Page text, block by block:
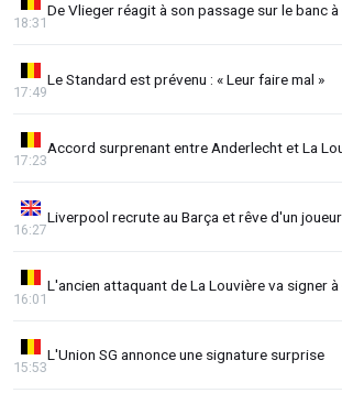
De Vlieger réagit à son passage sur le banc à
18:31
Le Standard est prévenu : « Leur faire mal »
17:49
Accord surprenant entre Anderlecht et La
17:23
Liverpool recrute au Barça et rêve d'un
16:27
L'ancien attaquant de La Louvière va signer à
16:01
L'Union SG annonce une signature surprise
15:53